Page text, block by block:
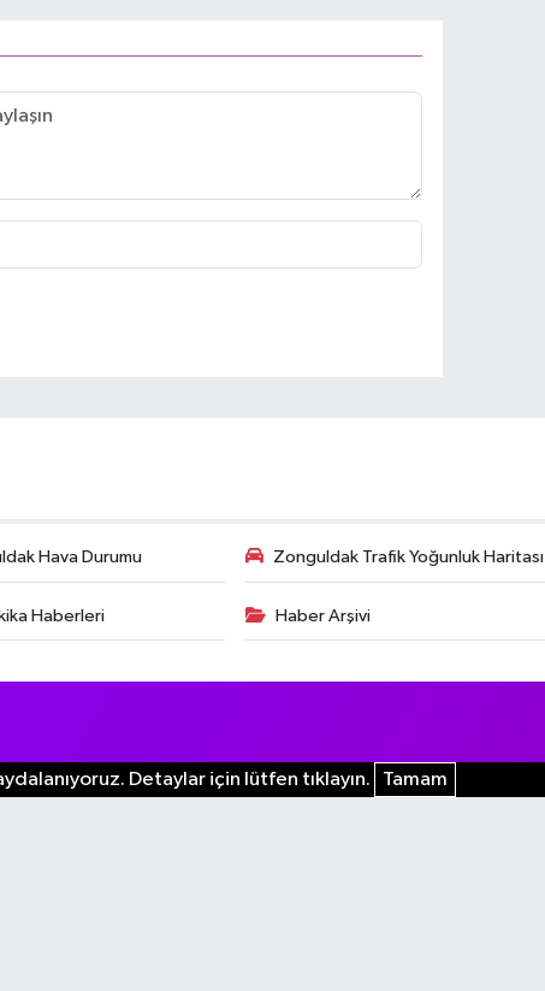
Hava Durumu Zonguldak Trafik Yoğunluk Haritası
Haberleri Haber Arşivi
Detaylar için lütfen tıklayın. Tamam